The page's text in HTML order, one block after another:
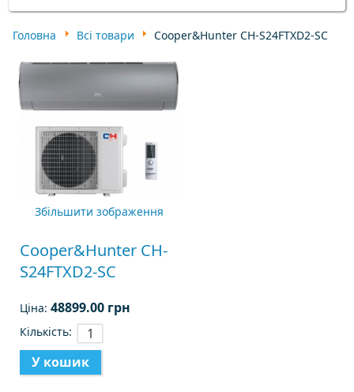
Головна Всі товари Cooper&Hunter CH-S24FTXD2-SC
Збільшити зображення
Cooper&Hunter CH-
S24FTXD2-SC
Ціна:48899.00 грн
Кількість: